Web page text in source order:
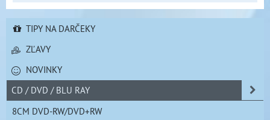
TIPY NA DARČEKY
ZĽAVY
NOVINKY
CD / DVD / BLU RAY
8CM DVD-RW/DVD+RW